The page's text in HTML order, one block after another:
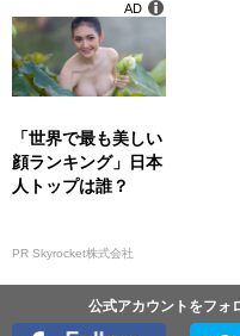
「世界で最も美しい
顔ランキング」日本
人トップは誰？
PR Skyrocket株式会社
AD
公式アカウントをフォ